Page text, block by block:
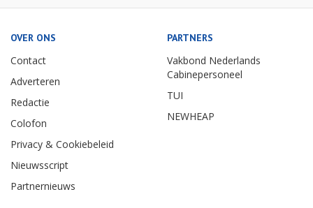
OVER ONS
Contact
Adverteren
Redactie
Colofon
Privacy & Cookiebeleid
Nieuwsscript
Partnernieuws
PARTNERS
Vakbond Nederlands
Cabinepersoneel
TUI
NEWHEAP